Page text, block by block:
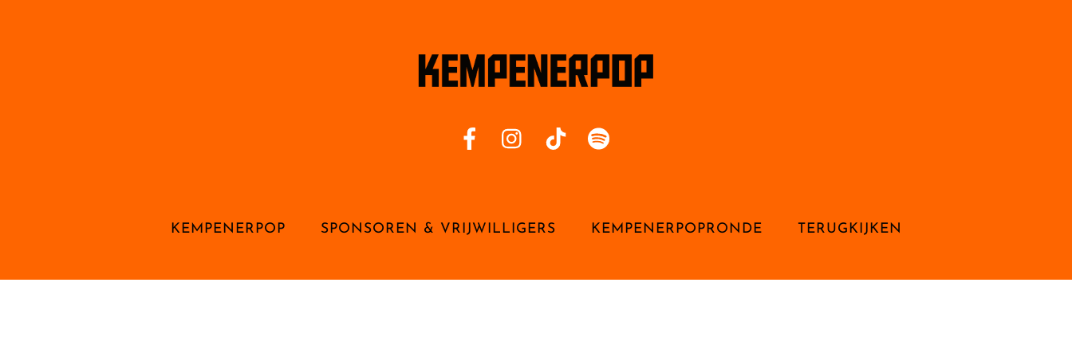
KEMPENERPOP SPONSOREN & VRIJWILLIGERS KEMPENERPOPRONDE TERUGKIJKEN